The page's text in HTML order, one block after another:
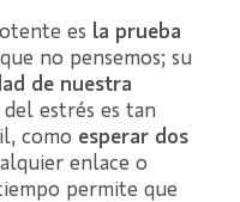
es la prueba
no pensemos; su
de nuestra
estrés es tan
como esperar dos
enlace o
permite que